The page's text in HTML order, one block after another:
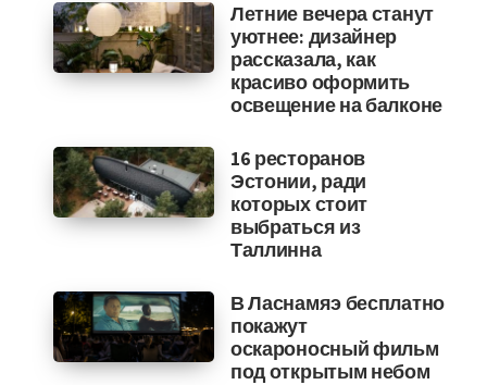
Летние вечера станут
уютнее: дизайнер
рассказала, как
красиво оформить
освещение на балконе
16 ресторанов
Эстонии, ради
которых стоит
выбраться из
Таллинна
В Ласнамяэ бесплатно
покажут
оскароносный фильм
под открытым небом